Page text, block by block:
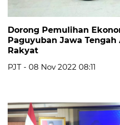
Dorong Pemulihan
Paguyuban Jawa
Rakyat
PJT - 08 Nov 2022 08:11